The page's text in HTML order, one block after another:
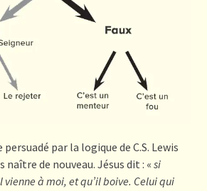
par la logique de C.S. Lewis
naître de nouveau. Jésus dit : «si
vienne à moi, et qu’il boive. Celui qui